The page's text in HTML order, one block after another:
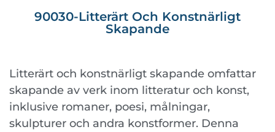
90030-Litterärt Och Konstnärligt
Skapande
Litterärt och konstnärligt skapande omfattar
skapande av verk inom litteratur och konst,
inklusive romaner, poesi, målningar,
skulpturer och andra konstformer. Denna